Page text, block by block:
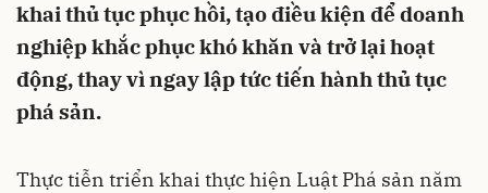
khai thủ tục phục hồi, tạo điều kiện để doanh
nghiệp khắc phục khó khăn và trở lại hoạt
động, thay vì ngay lập tức tiến hành thủ tục
phá sản.
Thực tiễn triển khai thực hiện Luật Phá sản năm